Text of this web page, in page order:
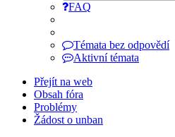
FAQ
Témata bez odpovědí
Aktivní témata
Přejít na web
Obsah fóra
Problémy
Žádost o unban